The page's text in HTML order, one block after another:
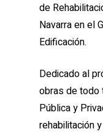
de
Navarra en el
Edificación.
Dedicado al
obras de todo
Pública y
rehabilitación